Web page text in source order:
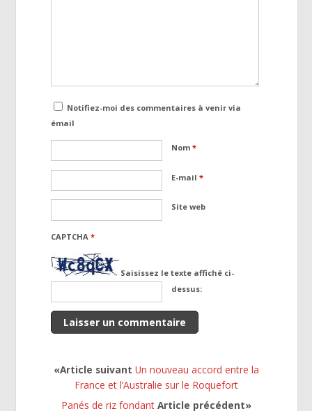
Notifiez-moi des commentaires à venir via
émail
Nom*
E-mail*
Site web
CAPTCHA*
Saisissez le texte affiché ci-
dessus:
«Article suivantUn nouveau accord entre la
France et l’Australie sur le Roquefort
Panés de riz fondant Article précédent»